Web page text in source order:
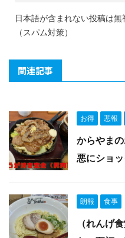
日本語が含まれない投稿は無
（スパム対策）
関連記事
お得 悲報
からやま
悪にショ
朗報 食事
（れんげ